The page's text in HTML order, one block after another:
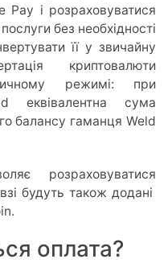
і розраховуватися
без необхідності
її у звичайну
криптовалюти
режимі: при
еквівалентна сума
балансу гаманця Weld
розраховуватися
будуть також додані
оплата?